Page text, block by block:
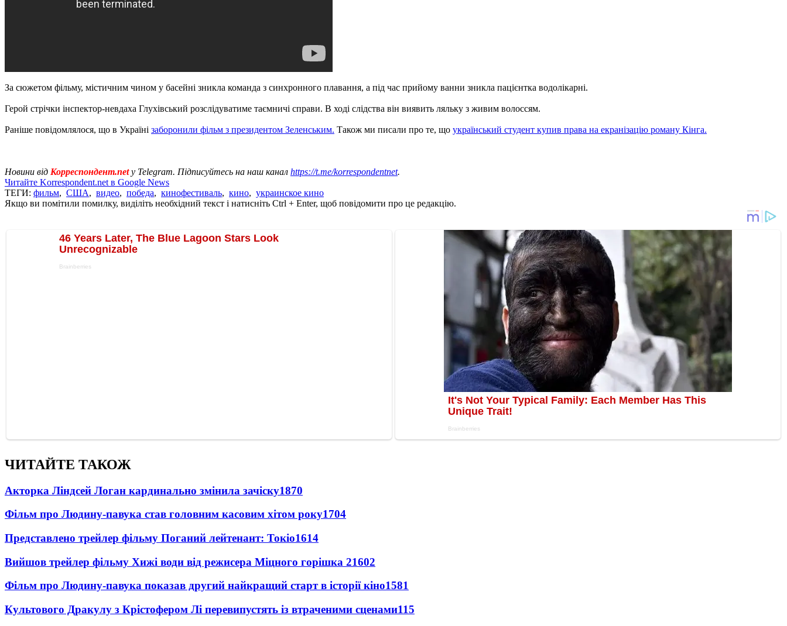
За сюжетом фільму, містичним чином у басейні зникла команда з синхронного плавання, а під час прийому ванни зникла пацієнтка водолікарні.
Герой стрічки інспектор-невдаха Глухівський розслідуватиме таємничі справи. В ході слідства він виявить ляльку з живим волоссям.
Раніше повідомлялося, що в Україні заборонили фільм з президентом Зеленським. Також ми писали про те, що український студент купив права на екранізацію роману Кінга.
Новини від Корреспондент.net у Telegram. Підписуйтесь на наш канал https://t.me/korrespondentnet.
Читайте Korrespondent.net в Google News
ТЕГИ: фильм, США, видео, победа, кинофестиваль, кино, украинское кино
Якщо ви помітили помилку, виділіть необхідний текст і натисніть Ctrl + Enter, щоб повідомити про це редакцію.
ЧИТАЙТЕ ТАКОЖ
Акторка Ліндсей Логан кардинально змінила зачіску1870
Фільм про Людину-павука став головним касовим хітом року1704
Представлено трейлер фільму Поганий лейтенант: Токіо1614
Вийшов трейлер фільму Хижі води від режисера Міцного горішка 21602
Фільм про Людину-павука показав другий найкращий старт в історії кіно1581
Культового Дракулу з Крістофером Лі перевипустять із втраченими сценами115